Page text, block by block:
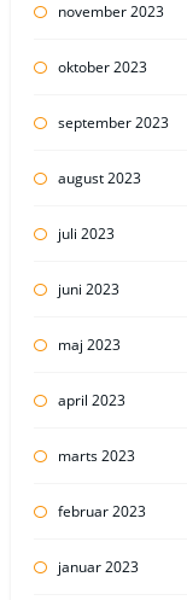
november 2023
oktober 2023
september 2023
august 2023
juli 2023
juni 2023
maj 2023
april 2023
marts 2023
februar 2023
januar 2023